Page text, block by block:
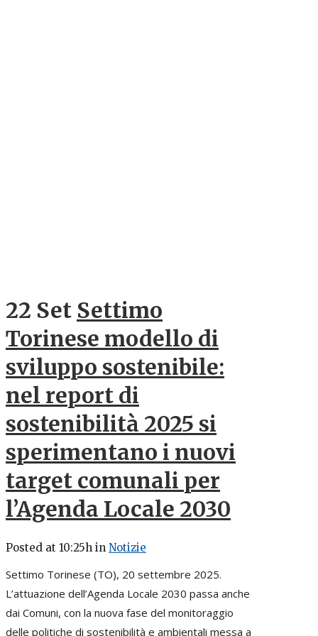
22 Set Settimo
Torinese modello di
sviluppo sostenibile:
nel report di
sostenibilità 2025 si
sperimentano i nuovi
target comunali per
l’Agenda Locale 2030
Posted at 10:25h in Notizie
Settimo Torinese (TO), 20 settembre 2025.
L’attuazione dell’Agenda Locale 2030 passa anche
dai Comuni, con la nuova fase del monitoraggio
delle politiche di sostenibilità e ambientali messa a